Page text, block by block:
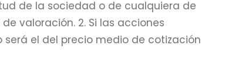
de la sociedad o de cualquiera de
valoración. 2. Si las acciones
el del precio medio de cotización